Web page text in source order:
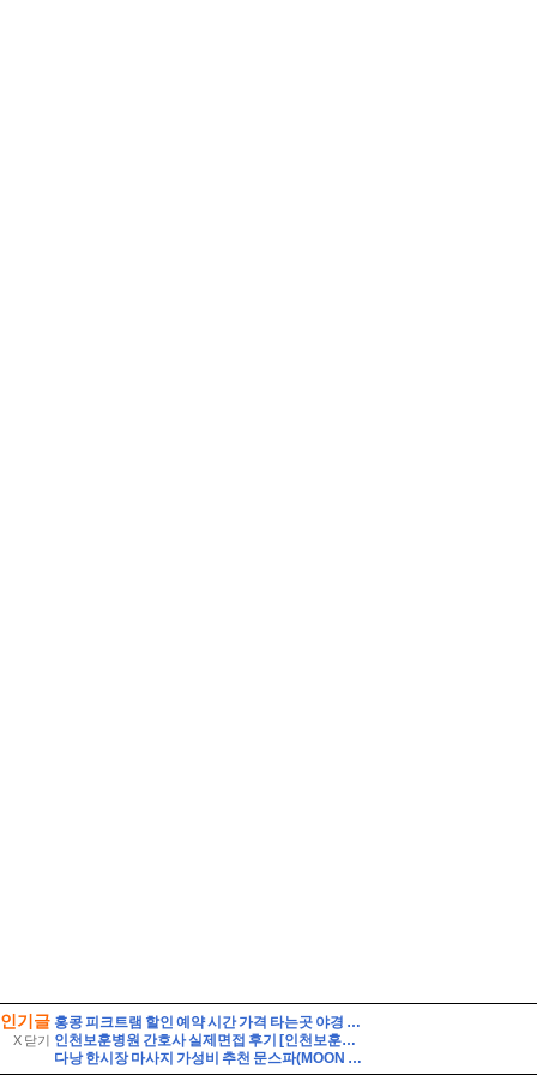
인기글
X 닫기
홍콩 피크트램 할인 예약 시간 가격 타는곳 야경 자리 꿀팁
인천보훈병원 간호사 실제면접 후기 [인천보훈병원 간호사 면접 기출 및 모범 답변 60선과 인천보훈병원 간호사 면접 지원 8인의 후기] 필수 직무상식 및 정보 30선 수록 - Hap
다낭 한시장 마사지 가성비 추천 문스파(MOON SPA)